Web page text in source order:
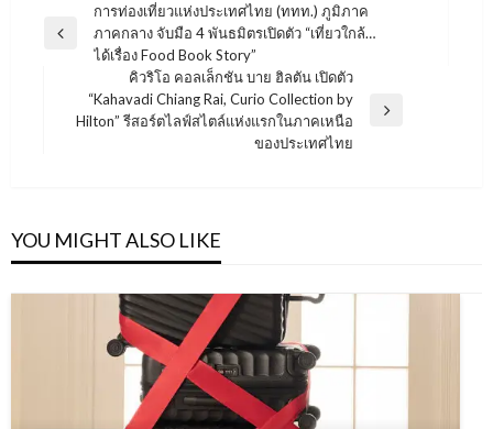
แนะแนว
เรื่อง
Previous
การท่องเที่ยวแห่งประเทศไทย (ททท.) ภูมิภาค
ภาคกลาง จับมือ 4 พันธมิตรเปิดตัว “เที่ยวใกล้…
ได้เรื่อง Food Book Story”
Next
คิวริโอ คอลเล็กชัน บาย ฮิลตัน เปิดตัว
“Kahavadi Chiang Rai, Curio Collection by
Hilton” รีสอร์ตไลฟ์สไตล์แห่งแรกในภาคเหนือ
ของประเทศไทย
YOU MIGHT ALSO LIKE